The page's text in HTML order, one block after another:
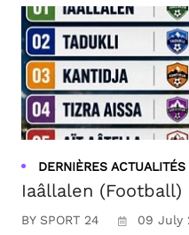
DERNIÈRES ACTUALITÉS
Iaâllalen (Football)
BY SPORT 24 09 July